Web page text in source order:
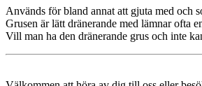
Används för bland annat att gjuta med och
Grusen är lätt dränerande med lämnar ofta
Vill man ha den dränerande grus och inte